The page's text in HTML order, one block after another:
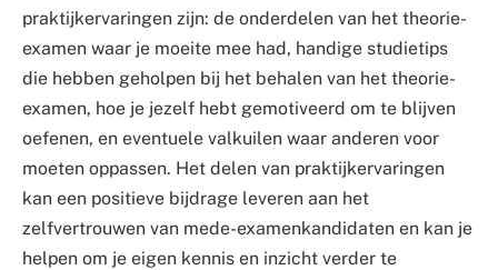
praktijkervaringen zijn: de onderdelen van het theorie-
examen waar je moeite mee had, handige studietips
die hebben geholpen bij het behalen van het theorie-
examen, hoe je jezelf hebt gemotiveerd om te blijven
oefenen, en eventuele valkuilen waar anderen voor
moeten oppassen. Het delen van praktijkervaringen
kan een positieve bijdrage leveren aan het
zelfvertrouwen van mede-examenkandidaten en kan je
helpen om je eigen kennis en inzicht verder te